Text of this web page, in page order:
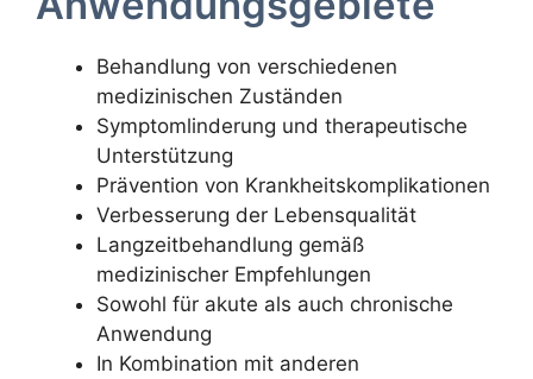
Behandlung von verschiedenen
medizinischen Zuständen
Symptomlinderung und therapeutische
Unterstützung
Prävention von Krankheitskomplikationen
Verbesserung der Lebensqualität
Langzeitbehandlung gemäß
medizinischer Empfehlungen
Sowohl für akute als auch chronische
Anwendung
In Kombination mit anderen